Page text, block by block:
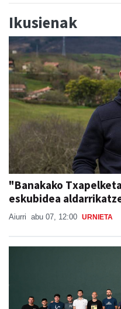
Ikusienak
"Banakako
eskubidea
Aiurri abu 07, 12:00 URNIETA